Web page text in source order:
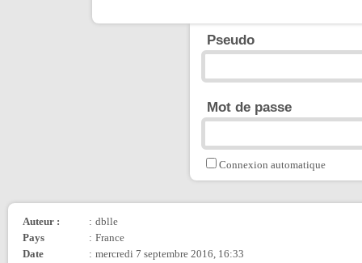
Pseudo
Mot de passe
Connexion automatique
Auteur : : dblle
Pays
: France
Date
: mercredi 7 septembre 2016, 16:33